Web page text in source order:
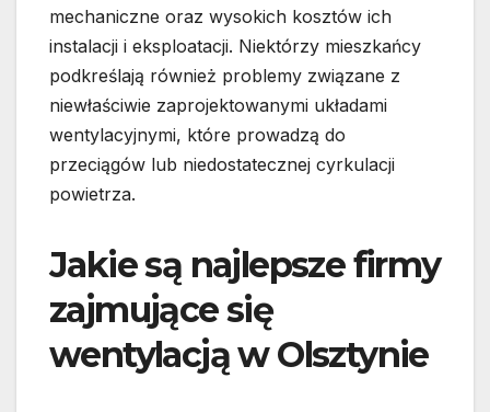
mechaniczne oraz wysokich kosztów ich
instalacji i eksploatacji. Niektórzy mieszkańcy
podkreślają również problemy związane z
niewłaściwie zaprojektowanymi układami
wentylacyjnymi, które prowadzą do
przeciągów lub niedostatecznej cyrkulacji
powietrza.
Jakie są najlepsze firmy
zajmujące się
wentylacją w Olsztynie